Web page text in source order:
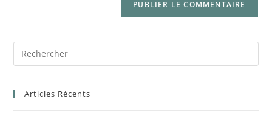
Articles Récents